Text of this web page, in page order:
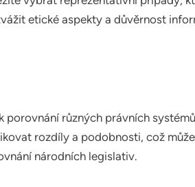
etické aspekty a důvěrnost
porovnání různých právních
rozdíly a podobnosti, což
národních legislativ.